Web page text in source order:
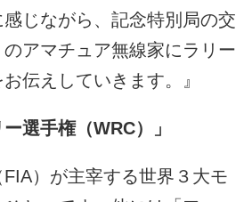
じながら、記念特別局の交
アマチュア無線家にラリー
伝えしていきます。』
選手権（WRC）」
）が主宰する世界３大モ